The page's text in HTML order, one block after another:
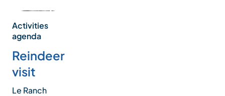
Activities
agenda
Reindeer
visit
Le Ranch